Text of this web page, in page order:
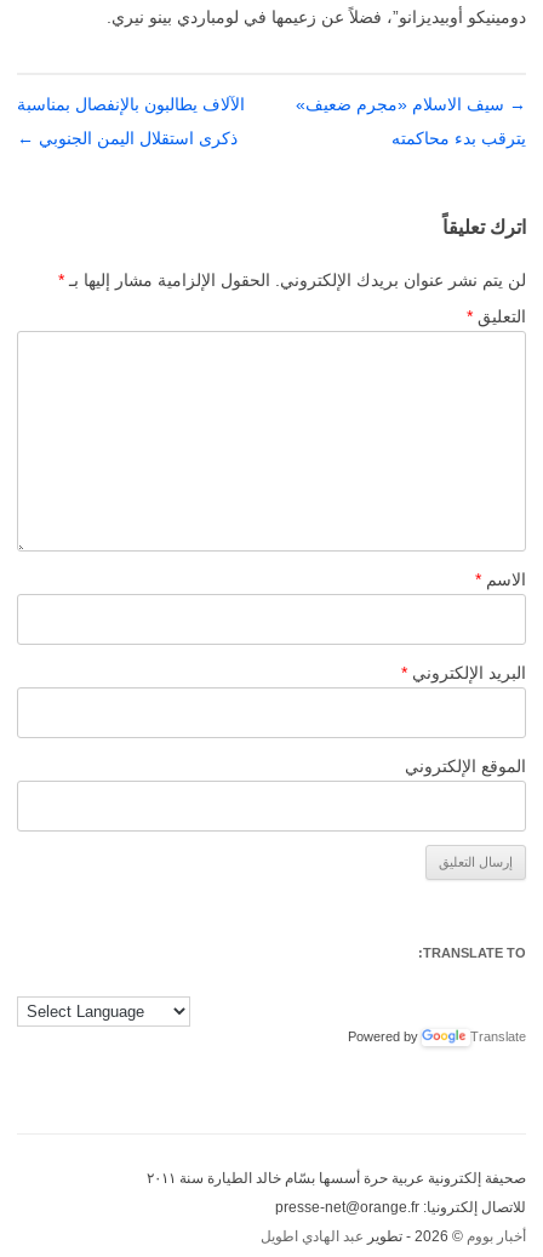
دومينيكو أوبيديزانو”، فضلاً عن زعيمها في لومباردي بينو نيري.
تصفّح
المقالات
→ سيف الاسلام «مجرم ضعيف»
يترقب بدء محاكمته
الآلاف يطالبون بالإنفصال بمناسبة
ذكرى استقلال اليمن الجنوبي ←
اترك تعليقاً
لن يتم نشر عنوان بريدك الإلكتروني. الحقول الإلزامية مشار إليها بـ *
التعليق *
الاسم *
البريد الإلكتروني *
الموقع الإلكتروني
TRANSLATE TO:
Powered by Translate
صحيفة إلكترونية عربية حرة أسسها بسّام خالد الطيارة سنة ٢٠١١
للاتصال إلكترونيا: presse-net@orange.fr
أخبار بووم © 2026 - تطوير عبد الهادي اطويل